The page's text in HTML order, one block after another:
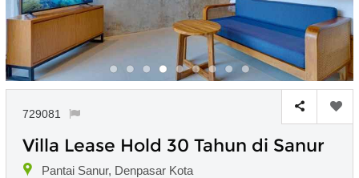
729081
Villa Lease Hold 30 Tahun di Sanur
Pantai Sanur, Denpasar Kota
Simpan